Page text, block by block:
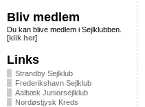
Bliv medlem
Du kan blive medlem i Sejlklubben.
[klik her]
Links
Strandby Sejlklub
Frederikshavn Sejlklub
Aalbæk Juniorsejlklub
Nordøstjysk Kreds